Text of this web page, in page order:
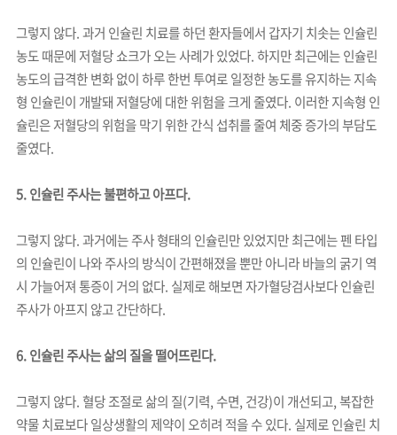
그렇지 않다. 과거 인슐린 치료를 하던 환자들에서 갑자기 치솟는 인슐린
농도 때문에 저혈당 쇼크가 오는 사례가 있었다. 하지만 최근에는 인슐린
농도의 급격한 변화 없이 하루 한번 투여로 일정한 농도를 유지하는 지속
형 인슐린이 개발돼 저혈당에 대한 위험을 크게 줄였다. 이러한 지속형 인
슐린은 저혈당의 위험을 막기 위한 간식 섭취를 줄여 체중 증가의 부담도
줄였다.
5. 인슐린 주사는 불편하고 아프다.
그렇지 않다. 과거에는 주사 형태의 인슐린만 있었지만 최근에는 펜 타입
의 인슐린이 나와 주사의 방식이 간편해졌을 뿐만 아니라 바늘의 굵기 역
시 가늘어져 통증이 거의 없다. 실제로 해보면 자가혈당검사보다 인슐린
주사가 아프지 않고 간단하다.
6. 인슐린 주사는 삶의 질을 떨어뜨린다.
그렇지 않다. 혈당 조절로 삶의 질(기력, 수면, 건강)이 개선되고, 복잡한
약물 치료보다 일상생활의 제약이 오히려 적을 수 있다. 실제로 인슐린 치